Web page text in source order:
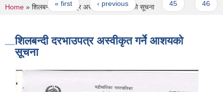
Pages
« first ‹ previous … 45 46
You are here
Home » शिलबन्दी दरभाउपत्र अस्वीकृत गर्ने आशयको सूचना
शिलबन्दी दरभाउपत्र अस्वीकृत गर्ने आशयको
सूचना